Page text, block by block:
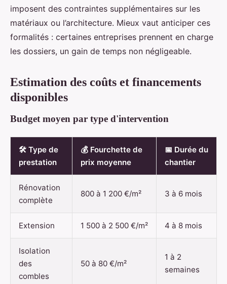
imposent des contraintes supplémentaires sur les
matériaux ou l’architecture. Mieux vaut anticiper ces
formalités : certaines entreprises prennent en charge
les dossiers, un gain de temps non négligeable.
Estimation des coûts et financements
disponibles
Budget moyen par type d'intervention
🛠️ Type de
prestation
💰 Fourchette de
prix moyenne
📅 Durée du
chantier
Rénovation
complète
800 à 1 200 €/m² 3 à 6 mois
Extension 1 500 à 2 500 €/m² 4 à 8 mois
Isolation
des
combles
50 à 80 €/m²
1 à 2
semaines